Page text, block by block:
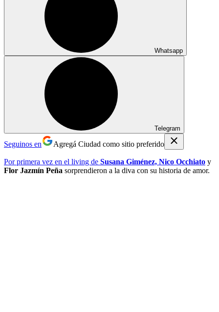
Whatsapp
Telegram
Seguinos en Agregá Ciudad como sitio preferido
Por primera vez en el living de Susana Giménez, Nico Occhiato y
Flor Jazmín Peña sorprendieron a la diva con su historia de amor.